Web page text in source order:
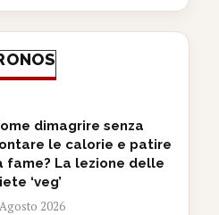
dimagrire senza
le calorie e patire
fame? La lezione delle
‘veg’
2026